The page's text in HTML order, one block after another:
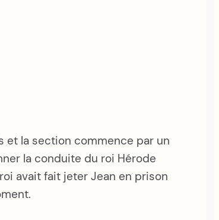
et la section commence par un
la conduite du roi Hérode
avait fait jeter Jean en prison